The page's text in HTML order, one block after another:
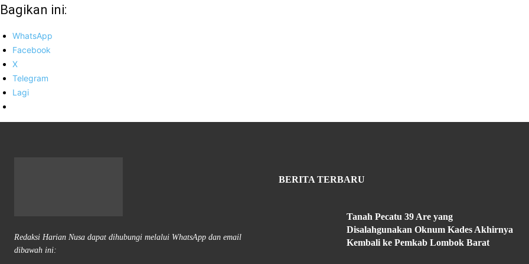
Bagikan ini:
WhatsApp
Facebook
X
Telegram
Lagi
Redaksi Harian Nusa dapat dihubungi melalui WhatsApp dan email
dibawah ini:
BERITA TERBARU
Tanah Pecatu 39 Are yang
Disalahgunakan Oknum Kades Akhirnya
Kembali ke Pemkab Lombok Barat